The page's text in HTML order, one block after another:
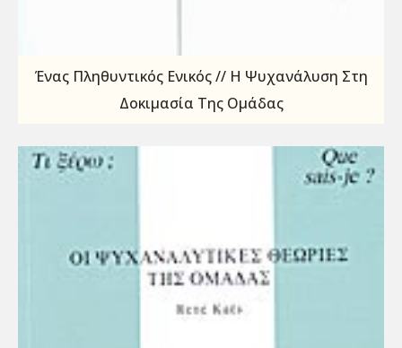
Ένας Πληθυντικός Ενικός // Η Ψυχανάλυση Στη
Δοκιμασία Της Ομάδας